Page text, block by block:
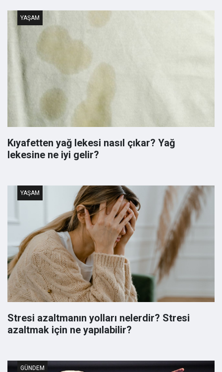
Kıyafetten yağ lekesi nasıl çıkar? Yağ
lekesine ne iyi gelir?
YAŞAM
Stresi azaltmanın yolları nelerdir? Stresi
azaltmak için ne yapılabilir?
YAŞAM
GÜNDEM